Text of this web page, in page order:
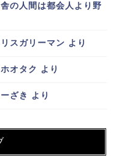
舎の人間は都会人より野
リスガリーマン より
オタク より
ざき より